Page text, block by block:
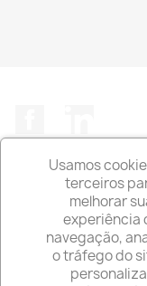
A EMPRESA
INFORMAÇÃO DA
Usamos
terceiros
melhorar
experiência
navegação,
o tráfego do